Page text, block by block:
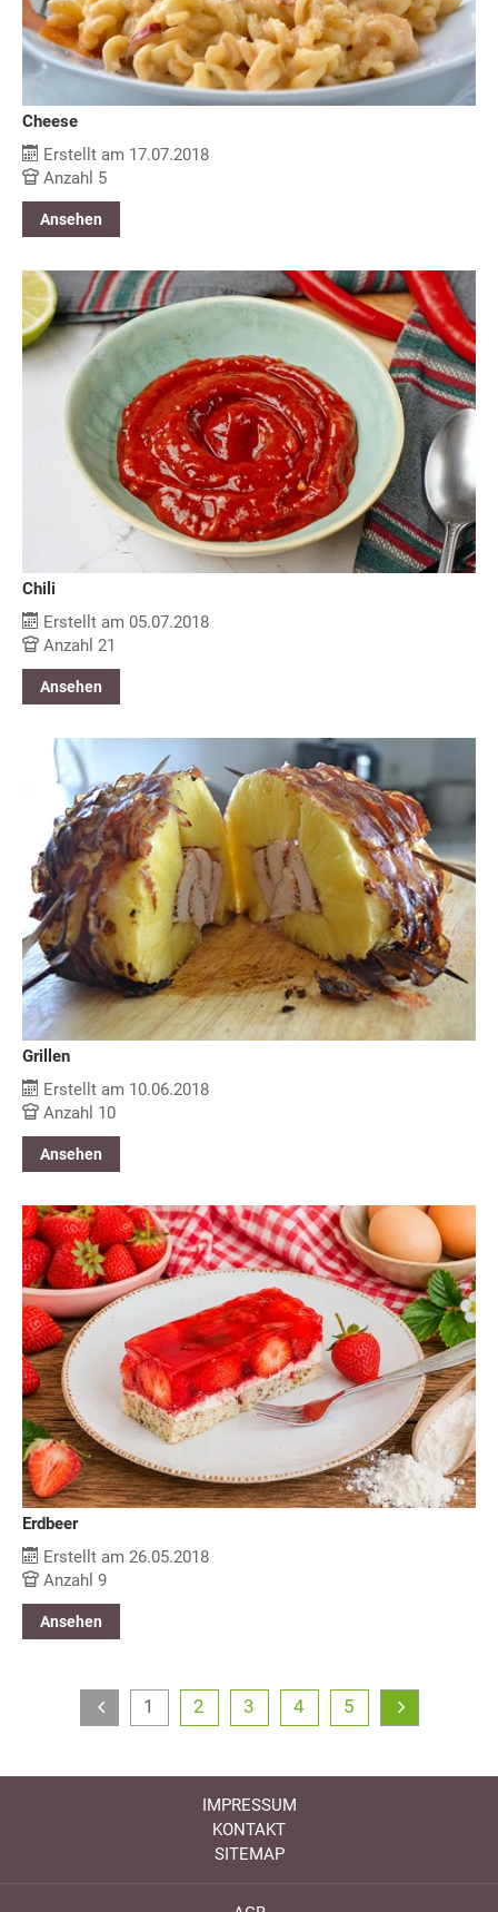
Cheese
Erstellt am 17.07.2018
Anzahl 5
Ansehen
Chili
Erstellt am 05.07.2018
Anzahl 21
Ansehen
Grillen
Erstellt am 10.06.2018
Anzahl 10
Ansehen
Erdbeer
Erstellt am 26.05.2018
Anzahl 9
Ansehen
1 2 3 4 5
IMPRESSUM
KONTAKT
SITEMAP